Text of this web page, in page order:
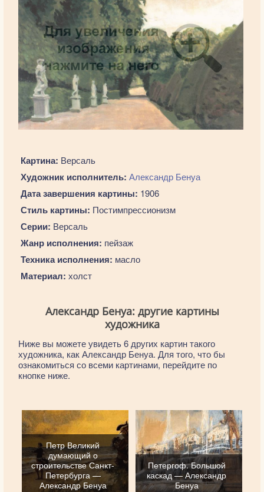
Картина: Версаль
Художник исполнитель: Александр Бенуа
Дата завершения картины: 1906
Стиль картины: Постимпрессионизм
Серии: Версаль
Жанр исполнения: пейзаж
Техника исполнения: масло
Материал: холст
Александр Бенуа: другие картины
художника
Ниже вы можете увидеть 6 других картин такого
художника, как Александр Бенуа. Для того, что бы
ознакомиться со всеми картинами, перейдите по
кнопке ниже.
Петр Великий
думающий о
строительстве Санкт-
Петербурга —
Александр Бенуа
Петергоф. Большой
каскад — Александр
Бенуа